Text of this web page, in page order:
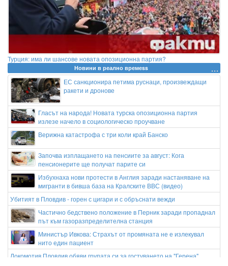
Турция: има ли шансове новата опозиционна партия?
Новини в реално времеss
ЕС санкционира петима руснаци, произвеждащи
ракети и дронове
Гласът на народа! Новата турска опозиционна партия
излезе начело в социологическо проучване
Верижна катастрофа с три коли край Банско
Започва изплащането на пенсиите за август: Кога
пенсионерите ще получат парите си
Избухнаха нови протести в Англия заради настаняване на
мигранти в бивша база на Кралските ВВС (видео)
Убитият в Пловдив - горен с цигари и с обръснати вежди
Частично бедствено положение в Перник заради пропаднал
път към газоразпределителна станция
Министър Ивкова: Страхът от промяната не е излекувал
нито един пациент
Локомотив Пловдив обяви групата си за гостуването на "Герена"